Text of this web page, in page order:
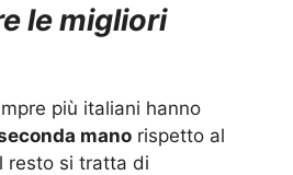
le migliori
più italiani hanno
mano rispetto al
resto si tratta di